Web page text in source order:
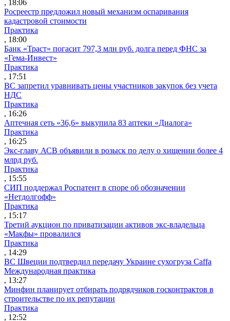
, 18:06
Росреестр предложил новый механизм оспаривания
кадастровой стоимости
Практика
, 18:00
Банк «Траст» погасит 797,3 млн руб. долга перед ФНС за
«Гема-Инвест»
Практика
, 17:51
ВС запретил уравнивать цены участников закупок без учета
НДС
Практика
, 16:26
Аптечная сеть «36,6» выкупила 83 аптеки «Диалога»
Практика
, 16:25
Экс-главу АСВ объявили в розыск по делу о хищении более 4
млрд руб.
Практика
, 15:55
СИП поддержал Роспатент в споре об обозначении
«Нетдолгофф»
Практика
, 15:17
Третий аукцион по приватизации активов экс-владельца
«Макфы» провалился
Практика
, 14:29
ВС Швеции подтвердил передачу Украине сухогруза Caffa
Международная практика
, 13:27
Минфин планирует отбирать подрядчиков госконтрактов в
строительстве по их репутации
Практика
, 12:52